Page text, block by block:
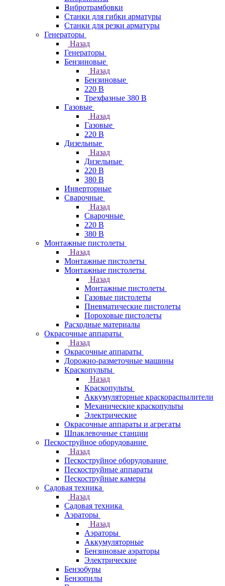
Вибротрамбовки
Станки для гибки арматуры
Станки для резки арматуры
Генераторы
Назад
Генераторы
Бензиновые
Назад
Бензиновые
220 В
Трехфазные 380 В
Газовые
Назад
Газовые
220 В
Дизельные
Назад
Дизельные
220 В
380 В
Инверторные
Сварочные
Назад
Сварочные
220 В
380 В
Монтажные пистолеты
Назад
Монтажные пистолеты
Монтажные пистолеты
Назад
Монтажные пистолеты
Газовые пистолеты
Пневматические пистолеты
Пороховые пистолеты
Расходные материалы
Окрасочные аппараты
Назад
Окрасочные аппараты
Дорожно-разметочные машины
Краскопульты
Назад
Краскопульты
Аккумуляторные краскораспылители
Механические краскопульты
Электрические
Окрасочные аппараты и агрегаты
Шпаклевочные станции
Пескоструйное оборудование
Назад
Пескоструйное оборудование
Пескоструйные аппараты
Пескоструйные камеры
Садовая техника
Назад
Садовая техника
Аэраторы
Назад
Аэраторы
Аккумуляторные
Бензиновые аэраторы
Электрические
Бензобуры
Бензопилы